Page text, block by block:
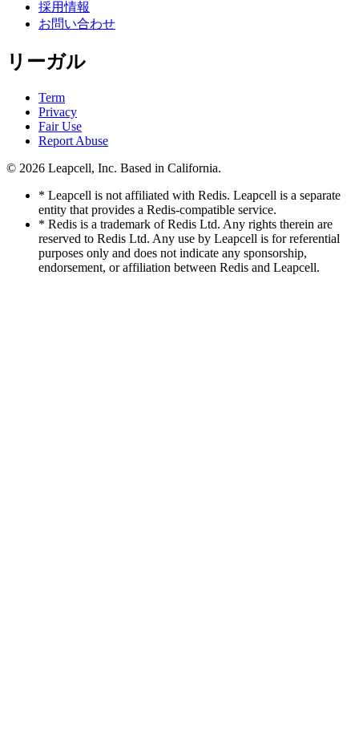
採用情報
お問い合わせ
リーガル
Term
Privacy
Fair Use
Report Abuse
© 2026 Leapcell, Inc. Based in California.
* Leapcell is not affiliated with Redis. Leapcell is a separate
entity that provides a Redis-compatible service.
* Redis is a trademark of Redis Ltd. Any rights therein are
reserved to Redis Ltd. Any use by Leapcell is for referential
purposes only and does not indicate any sponsorship,
endorsement, or affiliation between Redis and Leapcell.